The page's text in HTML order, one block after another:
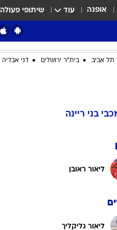
אופנה עוד שיתופי פעולה
דאבל דריבל
תל אביב בית"ר ירושלים דני אבדיה
בני ריינה
ליאור ראובן
ליאור גליקליך